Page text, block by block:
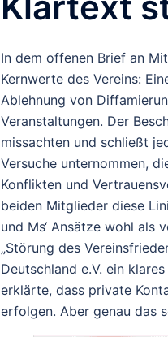
In dem offenen Brief an
Kernwerte des Vereins:
Ablehnung von
Veranstaltungen. Der
missachten und schließt
Versuche unternommen,
Konflikten und
beiden Mitglieder diese
und Ms‘ Ansätze wohl als
„Störung des
Deutschland e.V. ein
erklärte, dass private
erfolgen. Aber genau das